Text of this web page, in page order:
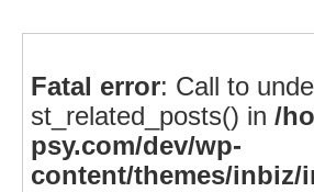
Fatal error: Call to
st_related_posts() in /
psy.com/dev/wp-
content/themes/